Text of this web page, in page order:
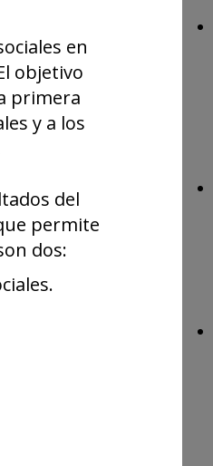
en
objetivo
primera
y a los
del
permite
dos: